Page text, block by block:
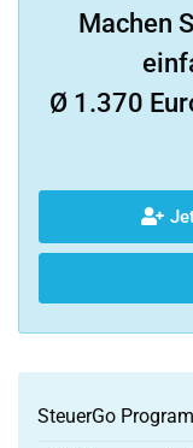
Machen
Ø 1.370
SteuerGo